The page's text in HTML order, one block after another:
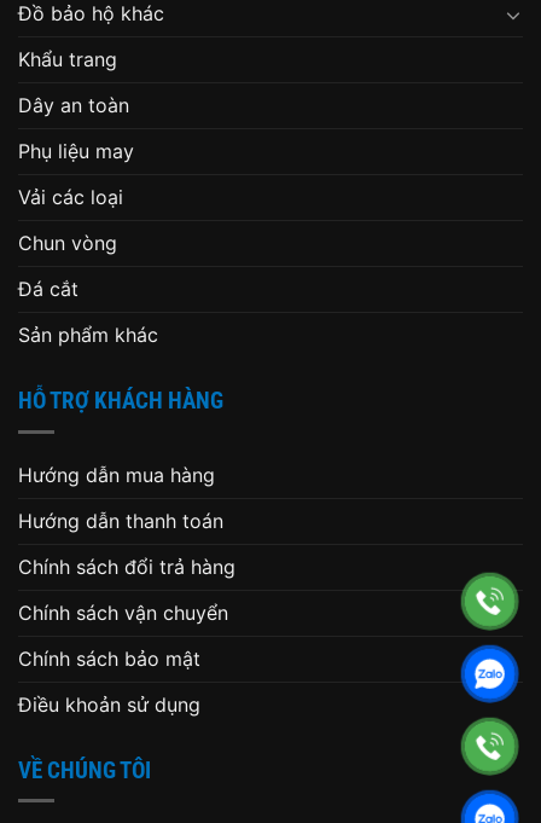
Đồ bảo hộ khác
Khẩu trang
Dây an toàn
Phụ liệu may
Vải các loại
Chun vòng
Đá cắt
Sản phẩm khác
HỖ TRỢ KHÁCH HÀNG
Hướng dẫn mua hàng
Hướng dẫn thanh toán
Chính sách đổi trả hàng
Chính sách vận chuyển
Chính sách bảo mật
Điều khoản sử dụng
VỀ CHÚNG TÔI